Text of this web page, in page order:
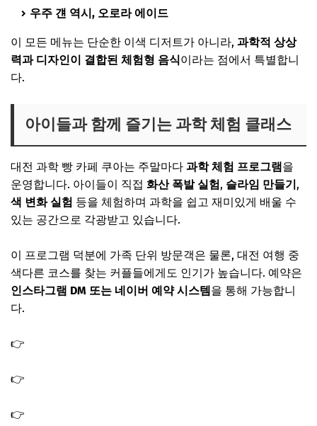
우주 걘 역시, 오로라 에이드
이 모든 메뉴는 단순한 이색 디저트가 아니라, 과학적 상상
력과 디자인이 결합된 체험형 음식이라는 점에서 특별합니
다.
아이들과 함께 즐기는 과학 체험 클래스
대전 과학 빵 카페 쿠아는 주말마다 과학 체험 프로그램을
운영합니다. 아이들이 직접 화산 폭발 실험, 슬라임 만들기,
색 변화 실험 등을 체험하며 과학을 쉽고 재미있게 배울 수
있는 공간으로 각광받고 있습니다.
이 프로그램 덕분에 가족 단위 방문객은 물론, 대전 여행 중
색다른 코스를 찾는 커플들에게도 인기가 높습니다. 예약은
인스타그램 DM 또는 네이버 예약 시스템을 통해 가능합니
다.
👉
👉
👉